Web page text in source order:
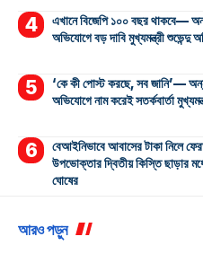
এখানে বিজেপি ১০০ বছর থাকবে—
অভিযোগে বড় দাবি মুখ্যমন্ত্রী শুভেন্দু
‘কে কী পোস্ট করছে, সব জানি’—
অভিযোগে নাম করেই সতর্কবার্তা
বেআইনিভাবে আবাসের টাকা নিলে
উপভোক্তার দ্বিতীয় কিস্তি ছাড়ার
ঘোষের
আরও পড়ুন